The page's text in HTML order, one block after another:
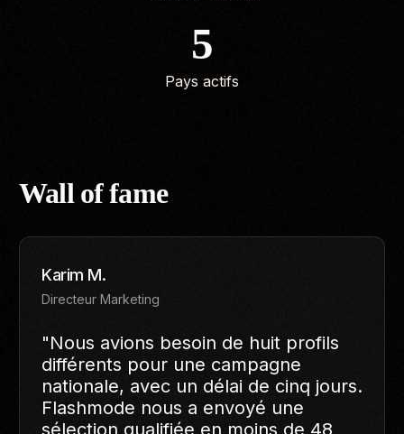
5
Pays actifs
Wall of fame
Lina T.
Responsable Communication
"Flashmode gère nos campagnes
catalogue depuis trois ans. Ce qui
nous a convaincus au départ, c'est
leur réactivité. Ce qui nous a fait
rester, c'est la constance. Chaque